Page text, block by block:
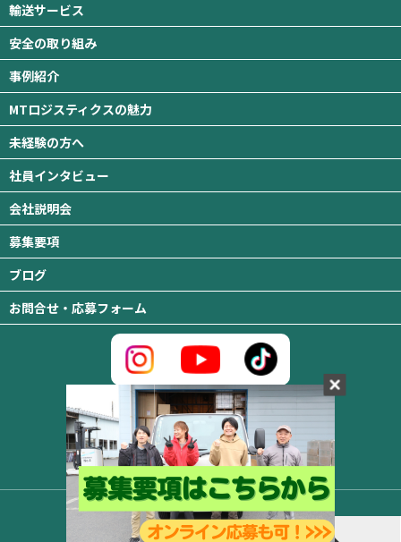
輸送サービス
安全の取り組み
事例紹介
MTロジスティクスの魅力
未経験の方へ
社員インタビュー
会社説明会
募集要項
ブログ
お問合せ・応募フォーム
MTロジスティクス株式会社
〒310-0845 茨城県水戸市吉沢町333番地の2
TEL ：029-350-3119
© 2024 MTロジスティクス Inc.
お問い合わせ